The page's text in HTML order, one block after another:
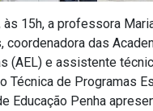
15h, a professora
coordenadora das
(AEL) e assistente
Técnica de Programas
Educação Penha